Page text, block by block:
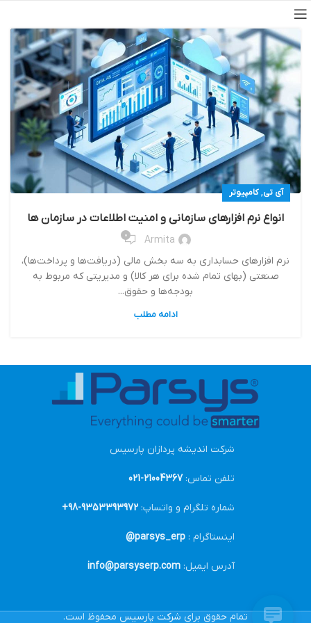
آی تی,کامپیوتر
انواع نرم افزارهای سازمانی و امنیت اطلاعات در سازمان ها
Armita
0
نرم افزارهای حسابداری به سه بخش مالی (دریافت‌ها و پرداخت‌ها)،
صنعتی (بهای تمام شده برای هر کالا) و مدیریتی که مربوط به
بودجه‌ها و حقوق‌...
ادامه مطلب
شرکت اندیشه پردازان پارسیس
تلفن تماس:21004367-021
شماره تلگرام و واتساپ: 9353393972-98+
اینستاگرام : parsys_erp@
آدرس ایمیل: info@parsyserp.com
تمام حقوق برای شرکت پارسیس محفوظ است.